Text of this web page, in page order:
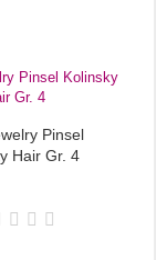
Pinsel
Hair Gr. 4